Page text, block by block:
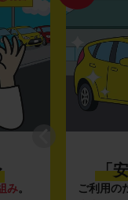
み。
「
ご利用の